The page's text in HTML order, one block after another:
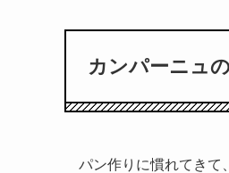
カンパーニュ
パン作りに慣れてきて